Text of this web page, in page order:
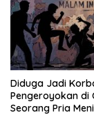
Diduga Jadi
Pengeroyokan di
Seorang Pria